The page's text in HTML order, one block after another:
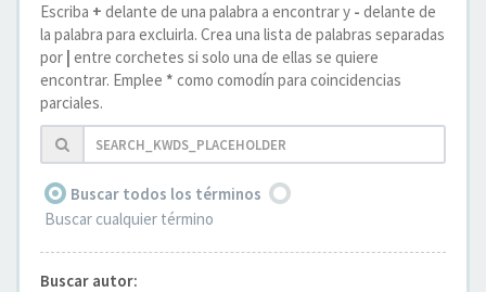
Escriba + delante de una palabra a encontrar y - delante de
la palabra para excluirla. Crea una lista de palabras separadas
por | entre corchetes si solo una de ellas se quiere
encontrar. Emplee * como comodín para coincidencias
parciales.
Buscar todos los términos
Buscar cualquier término
Buscar autor: